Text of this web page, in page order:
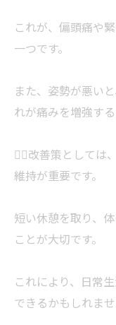
これが、偏頭痛や
一つです。
また、姿勢が悪い
れが痛みを増強する
🧘‍♂️改善策としては
維持が重要です。
短い休憩を取り、
ことが大切です。
これにより、日常
できるかもしれませ